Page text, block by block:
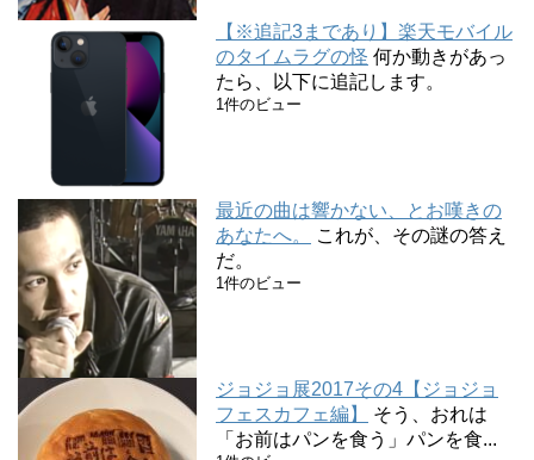
【※追記3まであり】楽天モバイル
のタイムラグの怪 何か動きがあっ
たら、以下に追記します。
1件のビュー
最近の曲は響かない、とお嘆きの
あなたへ。
これが、その謎の答え
だ。
1件のビュー
ジョジョ展2017その4【ジョジョ
フェスカフェ編】
そう、おれは
「お前はパンを食う」パンを食...